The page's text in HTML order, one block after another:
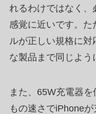
れるわけではなく、
感覚に近いです。
ルが正しい規格に
な製品まで同じよう
また、65W充電器
もの速さでiPhone